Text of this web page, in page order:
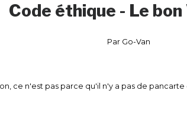
Code éthique - Le
Par Go-Van
ce n'est pas parce qu'il n'y a pas de